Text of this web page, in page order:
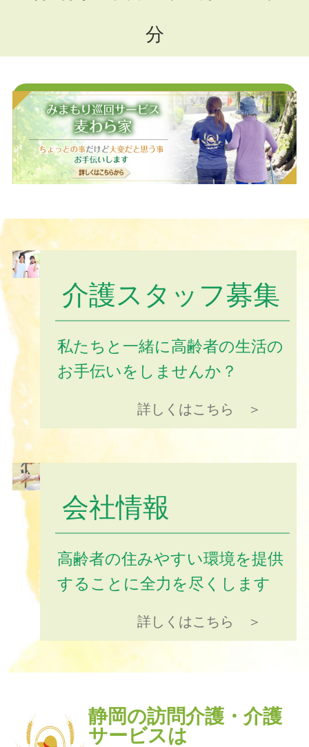
分
お問い合わせフォームはこちら
介護スタッフ募集
私たちと一緒に高齢者の生活の
お手伝いをしませんか？
詳しくはこちら ＞
会社情報
高齢者の住みやすい環境を提供
することに全力を尽くします
詳しくはこちら ＞
静岡の訪問介護・介護
サービスは